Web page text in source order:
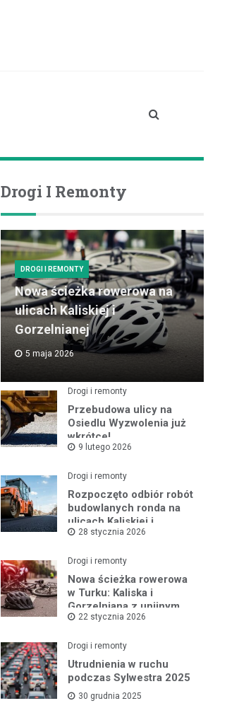
Drogi I Remonty
DROGI I REMONTY
Nowa ścieżka rowerowa na
ulicach Kaliskiej i
Gorzelnianej
5 maja 2026
Drogi i remonty
Przebudowa ulicy na
Osiedlu Wyzwolenia już
wkrótce!
9 lutego 2026
Drogi i remonty
Rozpoczęto odbiór robót
budowlanych ronda na
ulicach Kaliskiej i
Młodych
28 stycznia 2026
Drogi i remonty
Nowa ścieżka rowerowa
w Turku: Kaliska i
Gorzelniana z unijnym
wsparciem
22 stycznia 2026
Drogi i remonty
Utrudnienia w ruchu
podczas Sylwestra 2025
30 grudnia 2025